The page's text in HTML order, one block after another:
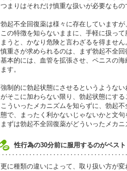
つまりはそれだけ慎重な扱いが必要なもの
勃起不全回復薬は様々に存在しています
この特徴を知らないままに、手軽に扱っ
まうと、かなり危険と言わざるを得ません
慎重さが求められるのは、まず勃起不全
基本的には、血管を拡張させ、ペニスの
ます。
強制的に勃起状態にさせるというような
がそこに加わらない限り、勃起状態にする
こういったメカニズムを知らずに、勃起
態で、まったく利かないじゃないかと文句
まずは勃起不全回復薬がどういったメカ
性行為の30分前に服用するのがベスト
更に種類の違いによって、取り扱い方が変